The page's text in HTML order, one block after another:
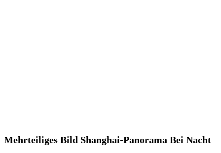
Mehrteiliges Bild Shanghai-Panorama Bei Nacht